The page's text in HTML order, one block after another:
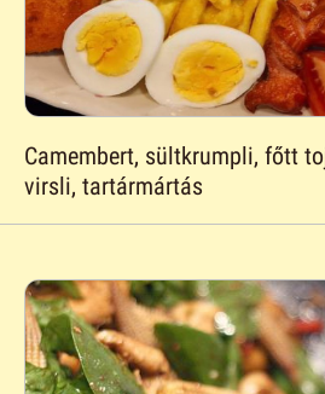
Camembert, sültkrumpli, főtt
virsli, tartármártás